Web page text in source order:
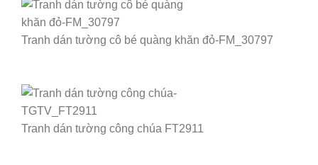
Tranh dán tường cô bé quàng khăn đỏ-FM_30797
Tranh dán tường công chúa FT2911